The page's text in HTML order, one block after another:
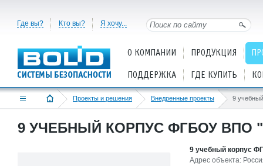
Где вы? Кто вы? Я хочу...
О КОМПАНИИ ПРОДУКЦИЯ
ПОДДЕРЖКА ГДЕ КУПИТЬ
Проекты и решения Внедренные проекты 9
9 УЧЕБНЫЙ КОРПУС ФГБОУ ВПО
9 учебный корпус
Адрес объекта: